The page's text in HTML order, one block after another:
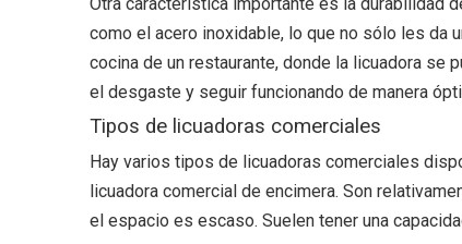
como el acero inoxidable, lo que no sólo les da
cocina de un restaurante, donde la licuadora se
el desgaste y seguir funcionando de manera
Tipos de licuadoras comerciales
Hay varios tipos de licuadoras comerciales
licuadora comercial de encimera. Son
el espacio es escaso. Suelen tener una